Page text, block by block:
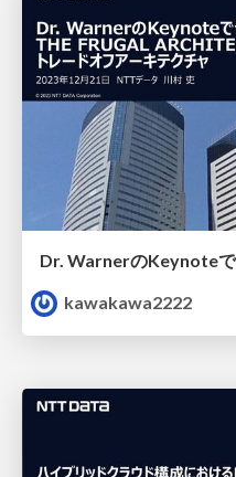
kawakawa2222